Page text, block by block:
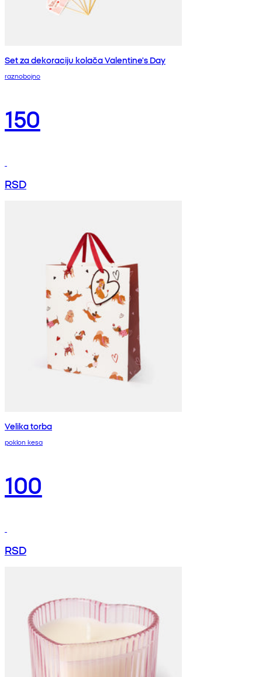
Set za dekoraciju kolača Valentine's Day
raznobojno
150
RSD
Velika torba
poklon kesa
100
RSD